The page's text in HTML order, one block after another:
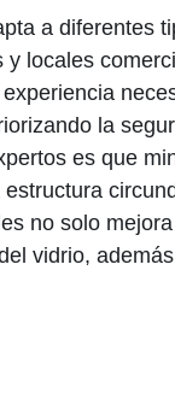
a diferentes
locales
la
es que
no solo
vidrio,